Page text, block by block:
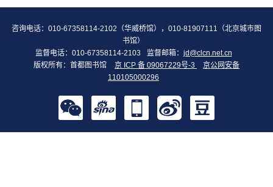
咨询电话：010-67358114-2102（华威桥馆），010-81907111（北京城市图
书馆）
监督电话：010-67358114-2103
监督邮箱： jd@clcn.net.cn
版权所有：首都图书馆
京 ICP 备 09067229号-3
京公网安备
110105000296